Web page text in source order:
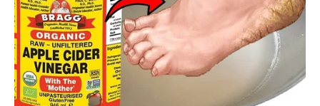
Passo a passo
Dissolva bem o condicionador de cabelos na água
quente. Depois, misture o vinagre branco.
Receita 3 – Amaciante de vinagre e bicarbonato